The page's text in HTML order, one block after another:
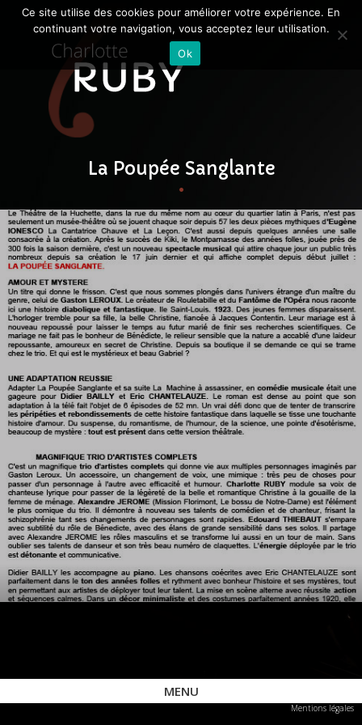
La Poupée Sanglante
MENU
Mentions légales
Ce site utilise des cookies pour améliorer votre expérience. En
continuant votre navigation, vous acceptez leur utilisation.
Ok